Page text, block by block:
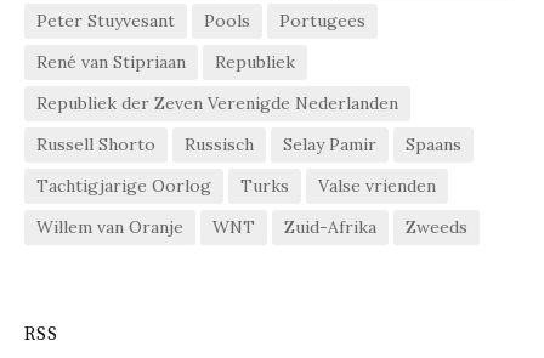
Peter Stuyvesant
Pools
Portugees
René van Stipriaan
Republiek
Republiek der Zeven Verenigde Nederlanden
Russell Shorto
Russisch Selay Pamir
Spaans
Tachtigjarige Oorlog
Turks
Valse vrienden
Willem van Oranje
WNT Zuid-Afrika Zweeds
RSS